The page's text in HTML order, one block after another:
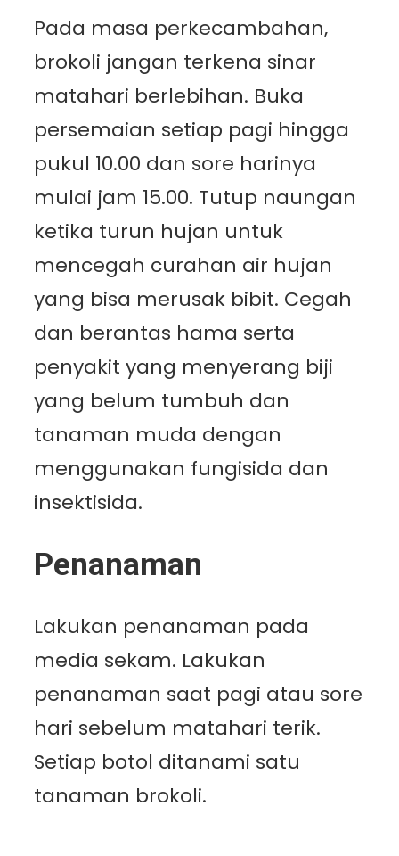
Pada masa perkecambahan,
brokoli jangan terkena sinar
matahari berlebihan. Buka
persemaian setiap pagi hingga
pukul 10.00 dan sore harinya
mulai jam 15.00. Tutup naungan
ketika turun hujan untuk
mencegah curahan air hujan
yang bisa merusak bibit. Cegah
dan berantas hama serta
penyakit yang menyerang biji
yang belum tumbuh dan
tanaman muda dengan
menggunakan fungisida dan
insektisida.
Penanaman
Lakukan penanaman pada
media sekam. Lakukan
penanaman saat pagi atau sore
hari sebelum matahari terik.
Setiap botol ditanami satu
tanaman brokoli.